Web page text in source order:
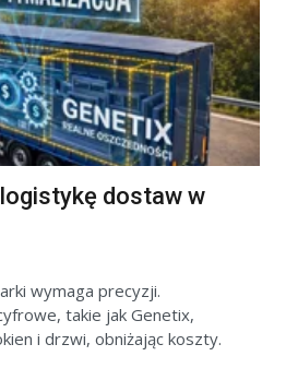
dostaw w
wymaga precyzji.
takie jak Genetix,
i drzwi, obniżając koszty.